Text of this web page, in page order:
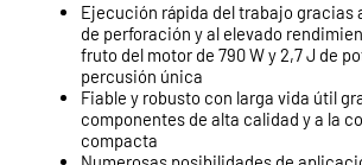
Ejecución rápida del trabajo gracias
de perforación y al elevado
fruto del motor de 790 W y 2,7 J de
percusión única
Fiable y robusto con larga vida útil
componentes de alta calidad y a la
compacta